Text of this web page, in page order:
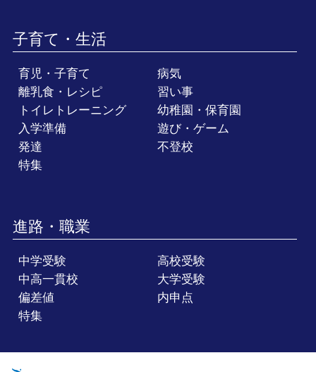
子育て・生活
育児・子育て
病気
離乳食・レシピ
習い事
トイレトレーニング
幼稚園・保育園
入学準備
遊び・ゲーム
発達
不登校
特集
進路・職業
中学受験
高校受験
中高一貫校
大学受験
偏差値
内申点
特集